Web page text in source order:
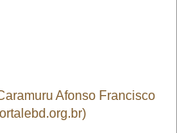
Afonso Francisco